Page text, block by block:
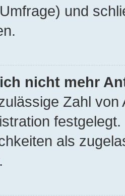
und
nicht mehr
Zahl
als